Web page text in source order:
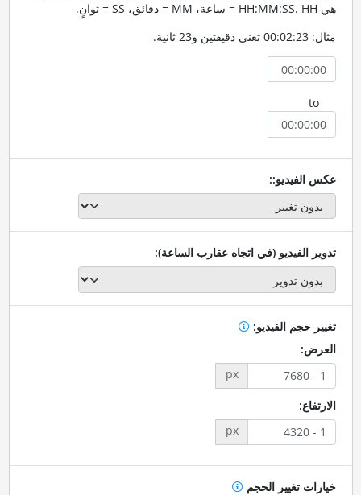
هي HH:MM:SS. HH = ساعة، MM = دقائق، SS = ثوانٍ.
مثال: 00:02:23 تعني دقيقتين و23 ثانية.
to
عكس الفيديو::
تدوير الفيديو (في اتجاه عقارب الساعة):
تغيير حجم الفيديو:
العرض:
px
الارتفاع:
px
خيارات تغيير الحجم